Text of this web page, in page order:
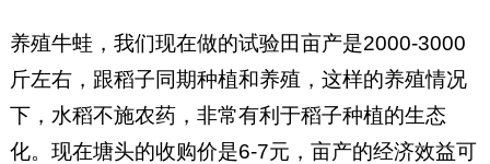
养殖牛蛙，我们现在做的试验田亩产是2000-3000
斤左右，跟稻子同期种植和养殖，这样的养殖情况
下，水稻不施农药，非常有利于稻子种植的生态
化。现在塘头的收购价是6-7元，亩产的经济效益可